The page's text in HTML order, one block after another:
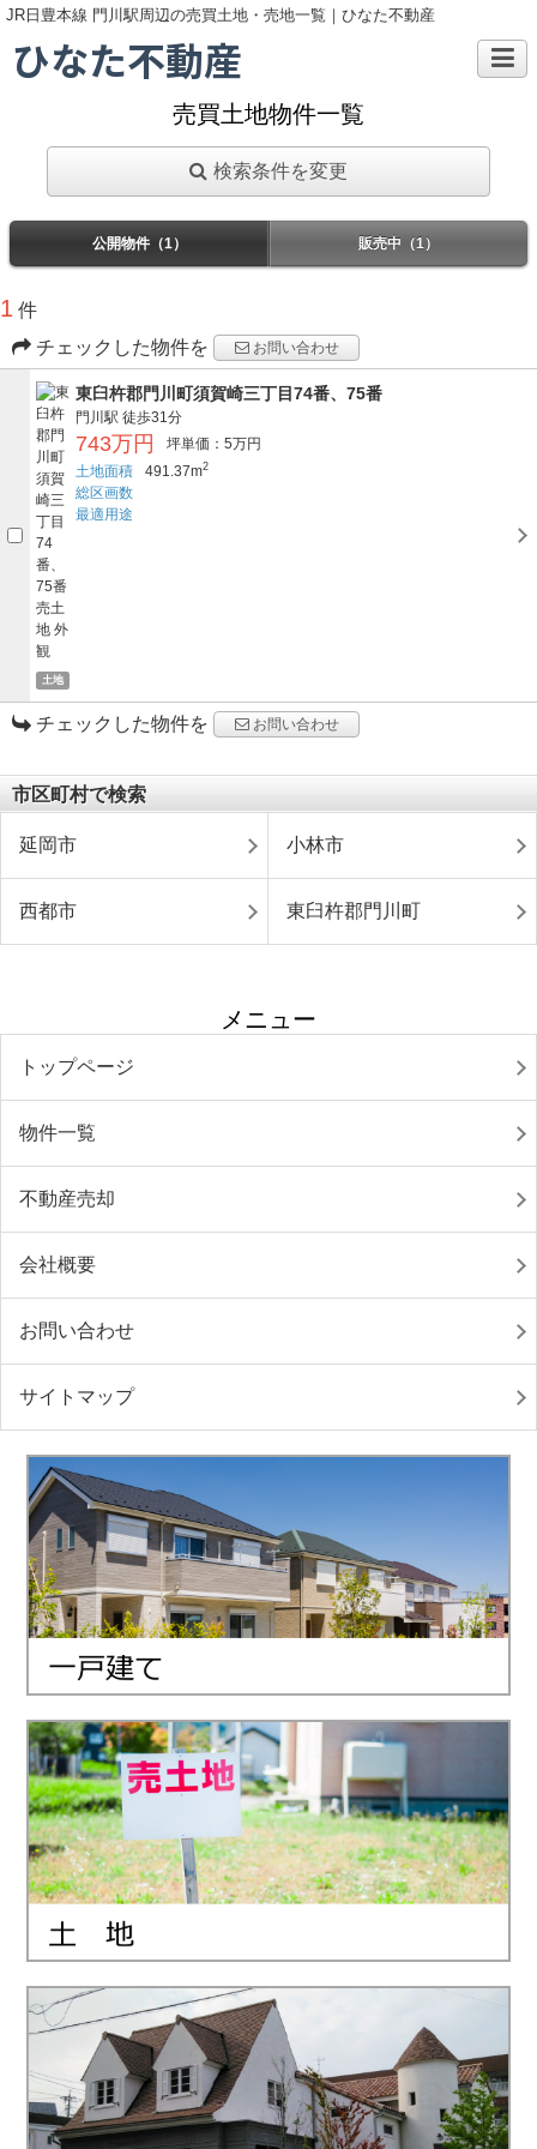
JR日豊本線 門川駅周辺の売買土地・売地一覧｜ひなた不動産
ひなた不動産
売買土地物件一覧
検索条件を変更
公開物件（1） 販売中（1）
1 件
チェックした物件を
お問い合わせ
土地
東臼杵郡門川町須賀崎三丁目74番、75番
門川駅 徒歩31分
743万円
坪単価：5万円
土地面積
491.37m2
総区画数
最適用途
チェックした物件を お問い合わせ
市区町村で検索
延岡市 小林市
西都市 東臼杵郡門川町
メニュー
トップページ
物件一覧
不動産売却
会社概要
お問い合わせ
サイトマップ